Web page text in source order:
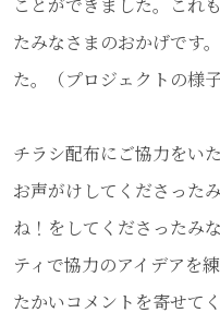
たみなさまのおかげです
た。（プロジェクトの様
チラシ配布にご協力をい
お声がけしてくださった
ね！をしてくださったみ
ティで協力のアイデアを
たかいコメントを寄せて